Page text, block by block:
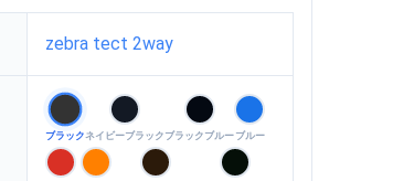
で確認
zebra tect 2way
ブラックネイビーブラック ブラックブルー ブルー